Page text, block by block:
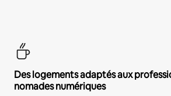
Des logements adaptés aux
nomades numériques